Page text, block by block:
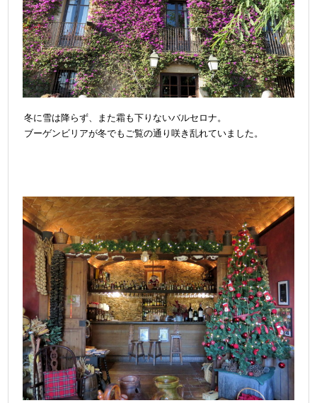
冬に雪は降らず、また霜も下りないバルセロナ。
ブーゲンビリアが冬でもご覧の通り咲き乱れていました。